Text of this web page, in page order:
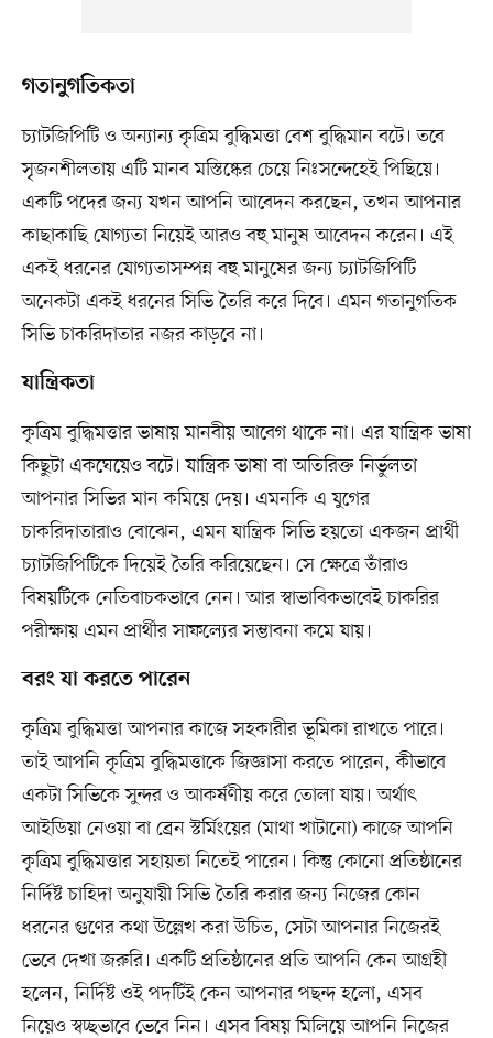
গতানুগতিকতা
চ্যাটজিপিটি ও অন্যান্য কৃত্রিম বুদ্ধিমত্তা বেশ বুদ্ধিমান বটে। তবে
সৃজনশীলতায় এটি মানব মস্তিষ্কের চেয়ে নিঃসন্দেহেই পিছিয়ে।
একটি পদের জন্য যখন আপনি আবেদন করছেন, তখন আপনার
কাছাকাছি যোগ্যতা নিয়েই আরও বহু মানুষ আবেদন করেন। এই
একই ধরনের যোগ্যতাসম্পন্ন বহু মানুষের জন্য চ্যাটজিপিটি
অনেকটা একই ধরনের সিভি তৈরি করে দিবে। এমন গতানুগতিক
সিভি চাকরিদাতার নজর কাড়বে না।
যান্ত্রিকতা
কৃত্রিম বুদ্ধিমত্তার ভাষায় মানবীয় আবেগ থাকে না। এর যান্ত্রিক ভাষা
কিছুটা একঘেয়েও বটে। যান্ত্রিক ভাষা বা অতিরিক্ত নির্ভুলতা
আপনার সিভির মান কমিয়ে দেয়। এমনকি এ যুগের
চাকরিদাতারাও বোঝেন, এমন যান্ত্রিক সিভি হয়তো একজন প্রার্থী
চ্যাটজিপিটিকে দিয়েই তৈরি করিয়েছেন। সে ক্ষেত্রে তাঁরাও
বিষয়টিকে নেতিবাচকভাবে নেন। আর স্বাভাবিকভাবেই চাকরির
পরীক্ষায় এমন প্রার্থীর সাফল্যের সম্ভাবনা কমে যায়।
বরং যা করতে পারেন
কৃত্রিম বুদ্ধিমত্তা আপনার কাজে সহকারীর ভূমিকা রাখতে পারে।
তাই আপনি কৃত্রিম বুদ্ধিমত্তাকে জিজ্ঞাসা করতে পারেন, কীভাবে
একটা সিভিকে সুন্দর ও আকর্ষণীয় করে তোলা যায়। অর্থাৎ
আইডিয়া নেওয়া বা ব্রেন স্টর্মিংয়ের (মাথা খাটানো) কাজে আপনি
কৃত্রিম বুদ্ধিমত্তার সহায়তা নিতেই পারেন। কিন্তু কোনো প্রতিষ্ঠানের
নির্দিষ্ট চাহিদা অনুযায়ী সিভি তৈরি করার জন্য নিজের কোন
ধরনের গুণের কথা উল্লেখ করা উচিত, সেটা আপনার নিজেরই
ভেবে দেখা জরুরি। একটি প্রতিষ্ঠানের প্রতি আপনি কেন আগ্রহী
হলেন, নির্দিষ্ট ওই পদটিই কেন আপনার পছন্দ হলো, এসব
নিয়েও স্বচ্ছভাবে ভেবে নিন। এসব বিষয় মিলিয়ে আপনি নিজের